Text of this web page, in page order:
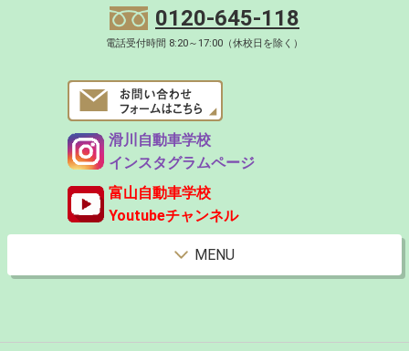
0120-645-118
電話受付時間 8:20～17:00（休校日を除く）
滑川自動車学校
インスタグラムページ
富山自動車学校
Youtubeチャンネル
MENU